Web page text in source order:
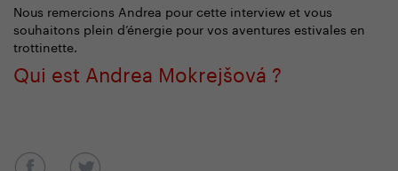
Nous remercions Andrea pour cette interview et vous
souhaitons plein d’énergie pour vos aventures estivales en
trottinette.
Qui est Andrea Mokrejšová ?